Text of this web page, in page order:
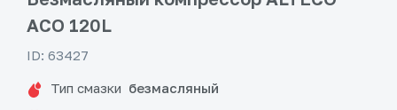
ACO 120L
ID: 63427
Тип смазки безмасляный